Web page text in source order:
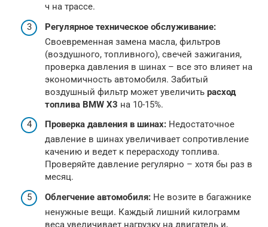
ч на трассе.
Регулярное техническое обслуживание:
Своевременная замена масла, фильтров
(воздушного, топливного), свечей зажигания,
проверка давления в шинах – все это влияет на
экономичность автомобиля. Забитый
воздушный фильтр может увеличить расход
топлива BMW X3 на 10-15%.
Проверка давления в шинах: Недостаточное
давление в шинах увеличивает сопротивление
качению и ведет к перерасходу топлива.
Проверяйте давление регулярно – хотя бы раз в
месяц.
Облегчение автомобиля: Не возите в багажнике
ненужные вещи. Каждый лишний килограмм
веса увеличивает нагрузку на двигатель и,